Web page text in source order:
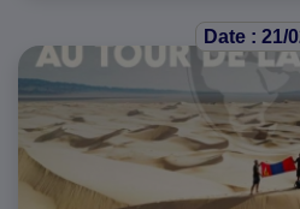
Date : 21/